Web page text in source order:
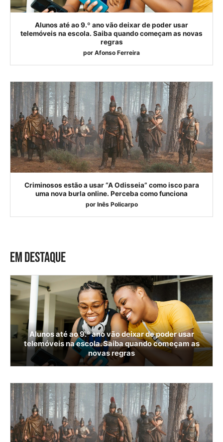
Alunos até ao 9.º ano vão deixar de poder usar
telemóveis na escola. Saiba quando começam as novas
regras
por Afonso Ferreira
Criminosos estão a usar “A Odisseia” como isco para
uma nova burla online. Perceba como funciona
por Inês Policarpo
EM DESTAQUE
Alunos até ao 9.º ano vão deixar de poder usar
telemóveis na escola. Saiba quando começam as
novas regras